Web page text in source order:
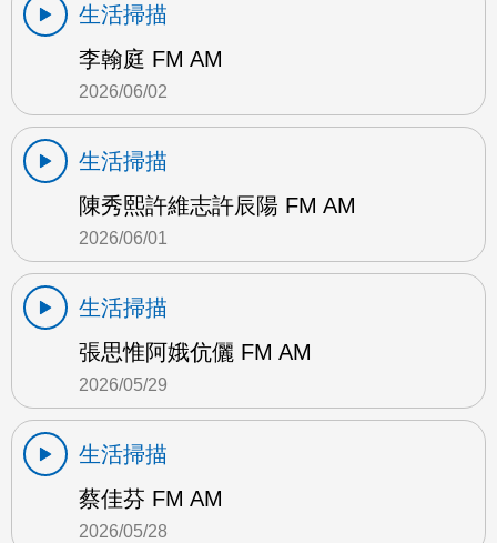
生活掃描
李翰庭 FM AM
2026/06/02
生活掃描
陳秀熙許維志許辰陽 FM AM
2026/06/01
生活掃描
張思惟阿娥伉儷 FM AM
2026/05/29
生活掃描
蔡佳芬 FM AM
2026/05/28